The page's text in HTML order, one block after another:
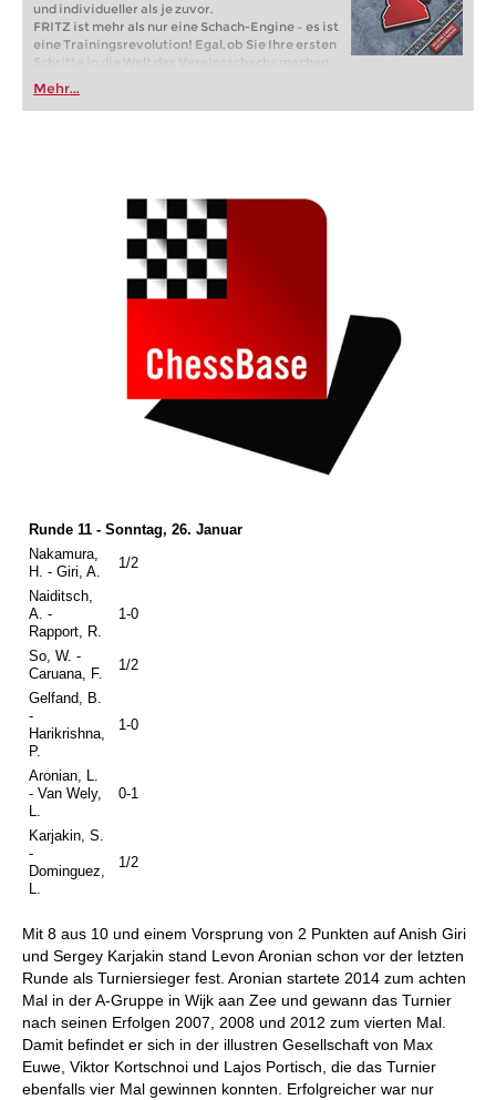
und individueller als je zuvor.
FRITZ ist mehr als nur eine Schach-Engine – es ist
eine Trainingsrevolution! Egal, ob Sie Ihre ersten
Schritte in die Welt des Vereinsschachs machen
oder bereits auf Turnierniveau spielen: Mit
FRITZ trainieren Sie effizienter, intelligenter und
individueller als je zuvor.
Mehr...
Runde 11 - Sonntag, 26. Januar
Nakamura,
H. - Giri, A.
1/2
Naiditsch,
A. -
Rapport, R.
1-0
So, W. -
Caruana, F.
1/2
Gelfand, B.
-
Harikrishna,
P.
1-0
Aronian, L.
- Van Wely,
L.
0-1
Karjakin, S.
-
Dominguez,
L.
1/2
Mit 8 aus 10 und einem Vorsprung von 2 Punkten auf Anish Giri
und Sergey Karjakin stand Levon Aronian schon vor der letzten
Runde als Turniersieger fest. Aronian startete 2014 zum achten
Mal in der A-Gruppe in Wijk aan Zee und gewann das Turnier
nach seinen Erfolgen 2007, 2008 und 2012 zum vierten Mal.
Damit befindet er sich in der illustren Gesellschaft von Max
Euwe, Viktor Kortschnoi und Lajos Portisch, die das Turnier
ebenfalls vier Mal gewinnen konnten. Erfolgreicher war nur